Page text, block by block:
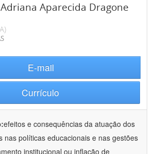
Adriana Aparecida Dragone
E-mail
Currículo
efeitos e consequências da atuação dos
nas políticas educacionais e nas gestões
institucional ou inflação de